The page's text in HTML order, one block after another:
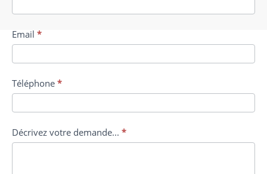
Email *
Téléphone *
Décrivez votre demande... *